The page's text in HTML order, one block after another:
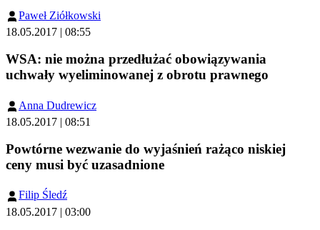
Paweł Ziółkowski
18.05.2017 | 08:55
WSA: nie można przedłużać obowiązywania
uchwały wyeliminowanej z obrotu prawnego
Anna Dudrewicz
18.05.2017 | 08:51
Powtórne wezwanie do wyjaśnień rażąco niskiej
ceny musi być uzasadnione
Filip Śledź
18.05.2017 | 03:00